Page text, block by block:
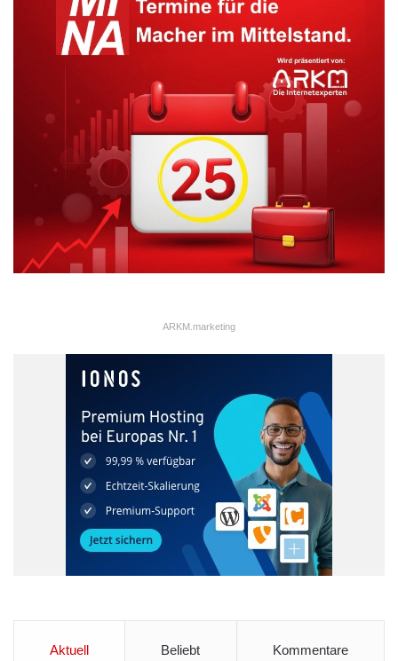
ARKM.marketing
Aktuell Beliebt Kommentare